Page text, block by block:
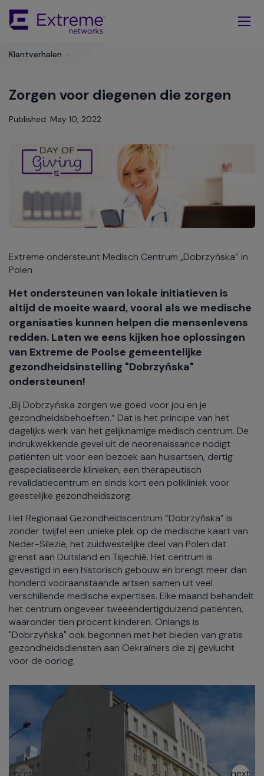
Main
Klantverhalen >
Zorgen voor diegenen die zorgen
Published: May 10, 2022
Extreme ondersteunt Medisch Centrum „Dobrzyńska” in
Polen
Het ondersteunen van lokale initiatieven is
altijd de moeite waard, vooral als we medische
organisaties kunnen helpen die mensenlevens
redden. Laten we eens kijken hoe oplossingen
van Extreme de Poolse gemeentelijke
gezondheidsinstelling "Dobrzyńska"
ondersteunen!
„Bij Dobrzyńska zorgen we goed voor jou en je
gezondheidsbehoeften.“ Dat is het principe van het
dagelijks werk van het gelijknamige medisch centrum. De
indrukwekkende gevel uit de neorenaissance nodigt
patiënten uit voor een bezoek aan huisartsen, dertig
gespecialiseerde klinieken, een therapeutisch
revalidatiecentrum en sinds kort een polikliniek voor
geestelijke gezondheidszorg.
Het Regionaal Gezondheidscentrum “Dobrzyńska” is
zonder twijfel een unieke plek op de medische kaart van
Neder-Silezië, het zuidwestelijke deel van Polen dat
grenst aan Duitsland en Tsjechië. Het centrum is
gevestigd in een historisch gebouw en brengt meer dan
honderd vooraanstaande artsen samen uit veel
verschillende medische expertises. Elke maand behandelt
het centrum ongeveer tweeëndertigduizend patiënten,
waaronder tien procent kinderen. Onlangs is
"Dobrzyńska" ook begonnen met het bieden van gratis
gezondheidsdiensten aan Oekraïners die zij gevlucht
voor de oorlog.